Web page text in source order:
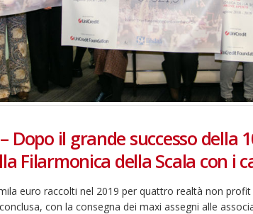
Dopo il grande successo della
Filarmonica della Scala con i
euro raccolti nel 2019 per quattro realtà non profit
con la consegna dei maxi assegni alle